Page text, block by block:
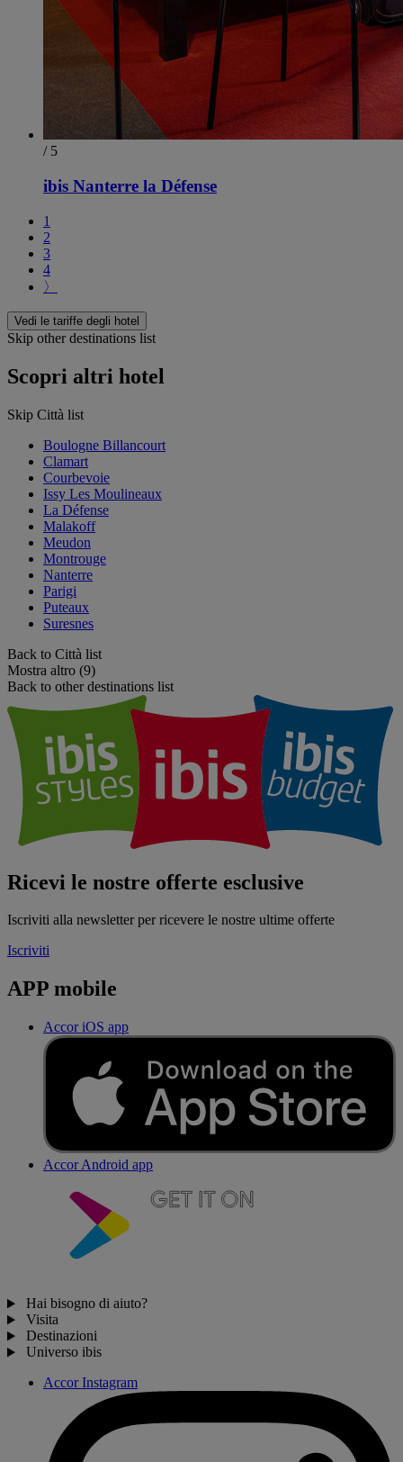
/ 5
ibis Nanterre la Défense
1
2
3
4
〉
Vedi le tariffe degli hotel
Skip other destinations list
Scopri altri hotel
Skip Città list
Boulogne Billancourt
Clamart
Courbevoie
Issy Les Moulineaux
La Défense
Malakoff
Meudon
Montrouge
Nanterre
Parigi
Puteaux
Suresnes
Back to Città list
Mostra altro (9)
Back to other destinations list
Ricevi le nostre offerte esclusive
Iscriviti alla newsletter per ricevere le nostre ultime offerte
Iscriviti
APP mobile
Accor iOS app
Accor Android app
Hai bisogno di aiuto?
Visita
Destinazioni
Universo ibis
Accor Instagram